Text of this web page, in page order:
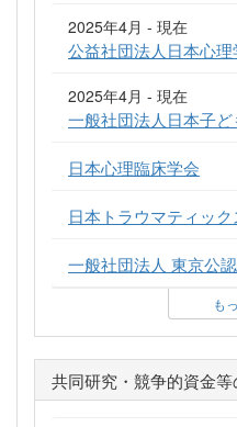
2025年4月 - 現在
公益社団法人日本心理
2025年4月 - 現在
一般社団法人日本子
日本心理臨床学会
日本トラウマティッ
一般社団法人 東京公
も
共同研究・競争的資金等